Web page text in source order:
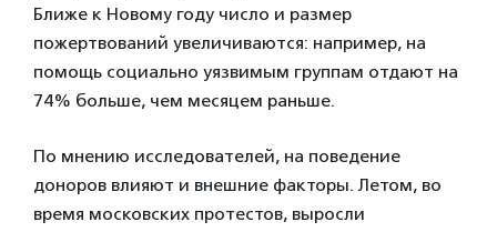
Ближе к Новому году число и размер
пожертвований увеличиваются: например, на
помощь социально уязвимым группам отдают на
74% больше, чем месяцем раньше.
По мнению исследователей, на поведение
доноров влияют и внешние факторы. Летом, во
время московских протестов, выросли